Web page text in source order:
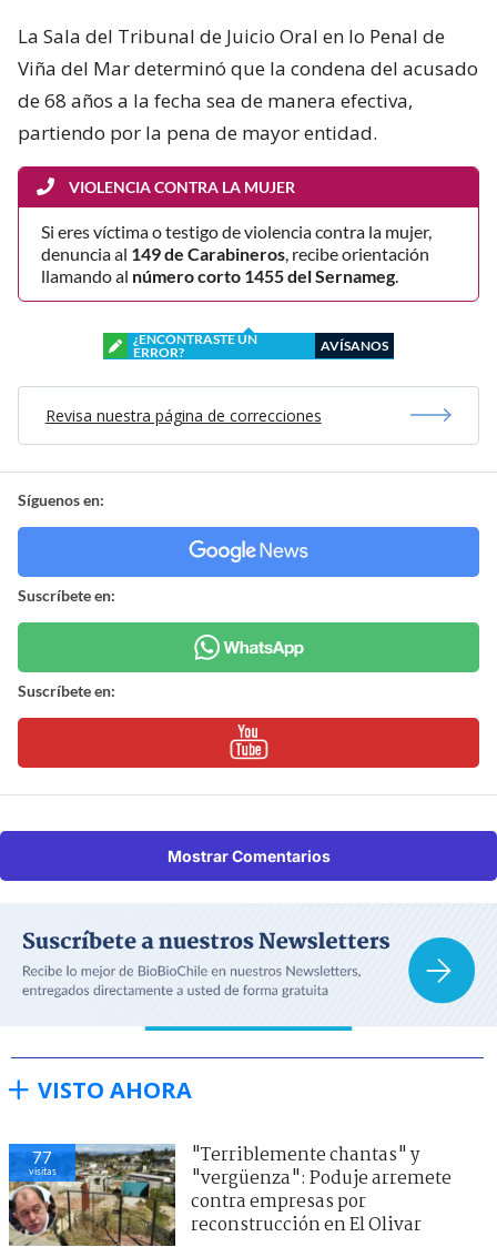
La Sala del Tribunal de Juicio Oral en lo Penal de
Viña del Mar determinó que la condena del acusado
de 68 años a la fecha sea de manera efectiva,
partiendo por la pena de mayor entidad.
VIOLENCIA CONTRA LA MUJER
Si eres víctima o testigo de violencia contra la mujer,
denuncia al 149 de Carabineros , recibe orientación
llamando al número corto 1455 del Sernameg
¿ENCONTRASTE UN
ERROR?
AVÍSANOS
Revisa nuestra página de correcciones
Síguenos en:
Suscríbete en:
Suscríbete en:
Mostrar Comentarios
VISTO AHORA
77
visitas
"Terriblemente chantas" y
"vergüenza": Poduje arremete
contra empresas por
reconstrucción en El Olivar